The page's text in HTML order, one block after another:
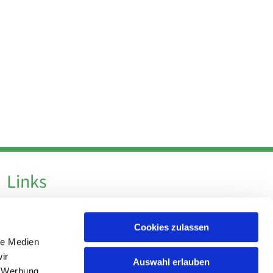
Medien
Cookies zulassen
Auswahl erlauben
Links
Impressum